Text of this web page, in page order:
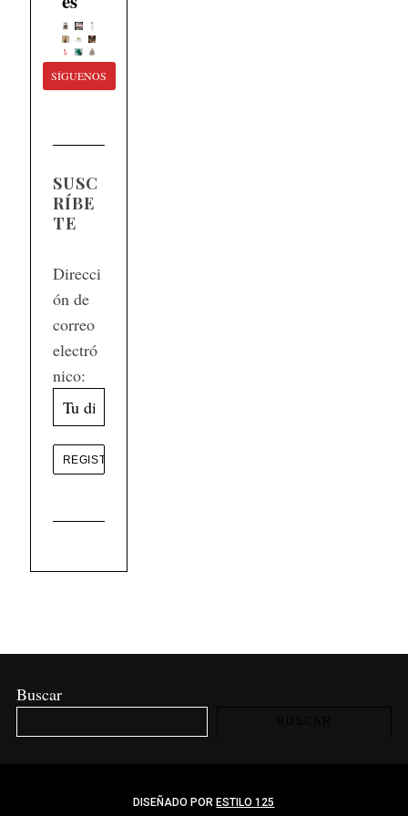
SÍGUENOS
SUSC
RÍBE
TE
Direcci
ón de
correo
electró
nico:
Buscar
DISEÑADO PORESTILO 125